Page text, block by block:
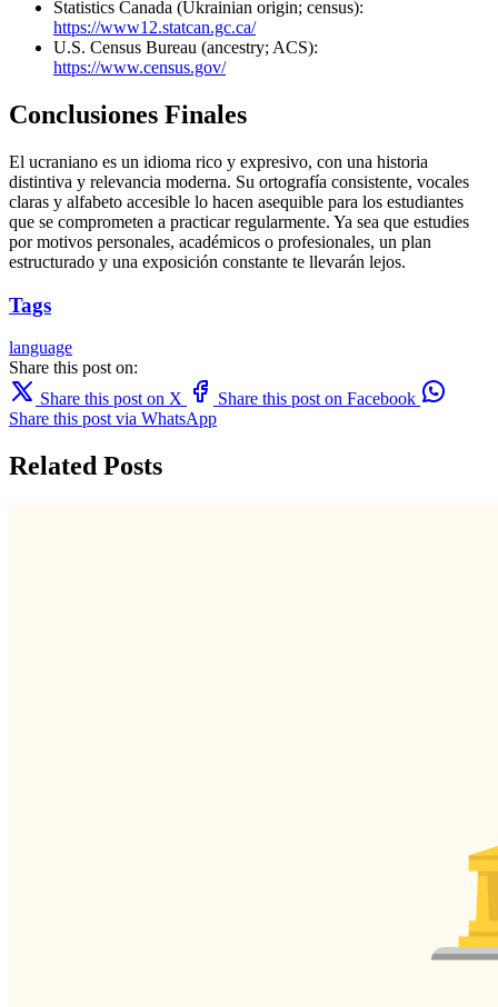
Statistics Canada (Ukrainian origin; census):
https://www12.statcan.gc.ca/
U.S. Census Bureau (ancestry; ACS):
https://www.census.gov/
Conclusiones Finales
El ucraniano es un idioma rico y expresivo, con una historia
distintiva y relevancia moderna. Su ortografía consistente, vocales
claras y alfabeto accesible lo hacen asequible para los estudiantes
que se comprometen a practicar regularmente. Ya sea que estudies
por motivos personales, académicos o profesionales, un plan
estructurado y una exposición constante te llevarán lejos.
Tags
language
Share this post on:
Share this post on X
Share this post on Facebook
Share this post via WhatsApp
Related Posts